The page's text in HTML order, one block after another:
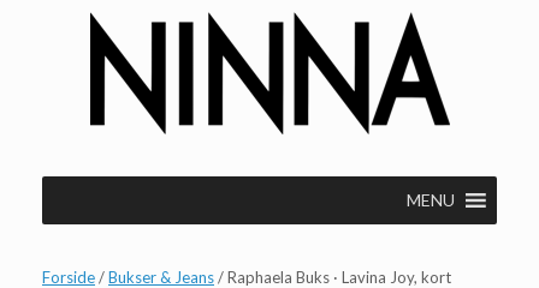
MENU
Forside/Bukser & Jeans/ Raphaela Buks · Lavina Joy, kort